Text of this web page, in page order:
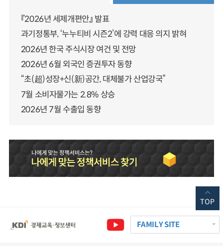
『2026년 세제개편안』 발표
과기정통부, ‘누누티비 시즌2’에 강력 대응 의지 밝혀
2026년 한국 주식시장 여건 및 전망
2026년 6월 외국인 증권투자 동향
“초(超)성장+신(新)공간, 대체불가 산업강국”
7월 소비자물가는 2.8% 상승
2026년 7월 수출입 동향
FAMILY SITE
TOP